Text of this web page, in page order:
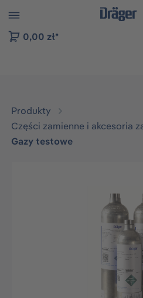
do nawigacji na platformie
0,00 zł*
Produkty
Części zamienne i akcesoria
Gazy testowe